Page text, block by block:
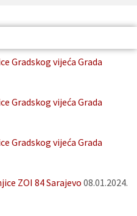
Gradskog vijeća Grada
Gradskog vijeća Grada
Gradskog vijeća Grada
ZOI 84 Sarajevo 08.01.2024.